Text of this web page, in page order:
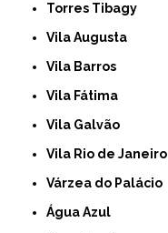
Torres Tibagy
Vila Augusta
Vila Barros
Vila Fátima
Vila Galvão
Vila Rio de Janeiro
Várzea do Palácio
Água Azul